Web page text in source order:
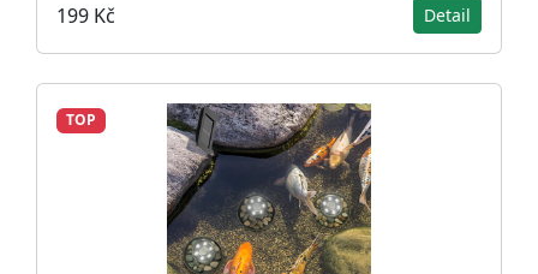
199 Kč Detail
TOP